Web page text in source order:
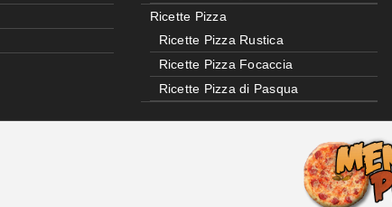
Ricette Pizza
Ricette Pizza Rustica
Ricette Pizza Focaccia
Ricette Pizza di Pasqua